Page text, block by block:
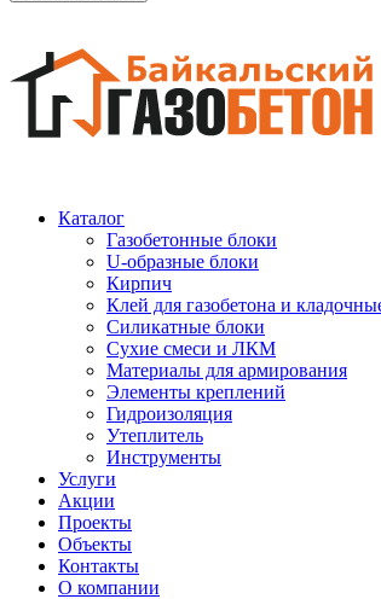
Каталог
Газобетонные блоки
U-образные блоки
Кирпич
Клей для газобетона и
Силикатные блоки
Сухие смеси и ЛКМ
Материалы для армирования
Элементы креплений
Гидроизоляция
Утеплитель
Инструменты
Услуги
Акции
Проекты
Объекты
Контакты
О компании